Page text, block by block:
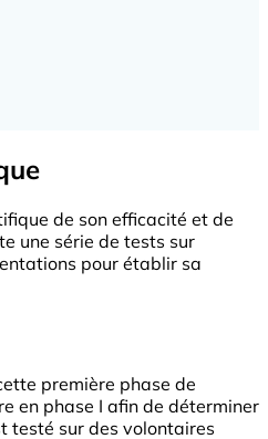
de son efficacité et de
une série de tests sur
pour établir sa
première phase de
en phase I afin de déterminer
testé sur des volontaires